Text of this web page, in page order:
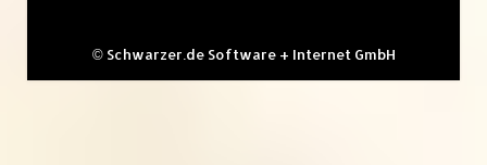
© Schwarzer.de Software + Internet GmbH